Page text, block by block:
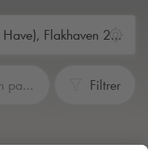
Udfyld datoen for at booke din parkering Filtrer